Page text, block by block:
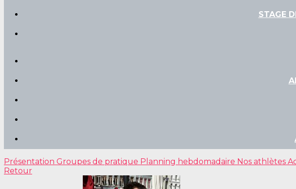
STAGE
Présentation Groupes de pratique Planning hebdomadaire Nos athlètes
Retour